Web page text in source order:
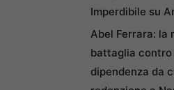
Imperdibile su
Abel Ferrara: la
battaglia contro
dipendenza da